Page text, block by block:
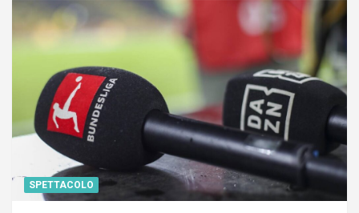
SPETTACOLO